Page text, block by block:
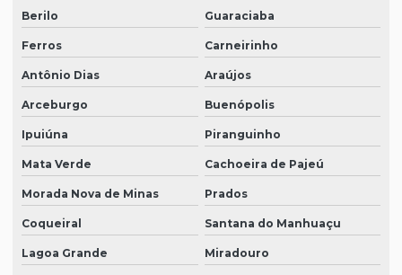
Berilo Guaraciaba
Ferros Carneirinho
Antônio Dias Araújos
Arceburgo Buenópolis
Ipuiúna Piranguinho
Mata Verde Cachoeira de Pajeú
Morada Nova de Minas Prados
Coqueiral Santana do Manhuaçu
Lagoa Grande Miradouro